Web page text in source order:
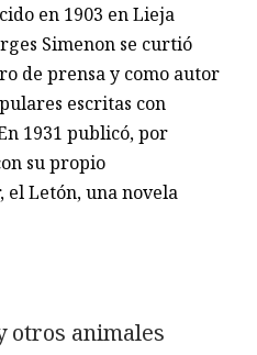
en 1903 en Lieja
Simenon se curtió
de prensa y como autor
escritas con
1931 publicó, por
su propio
el Letón, una novela
otros animales